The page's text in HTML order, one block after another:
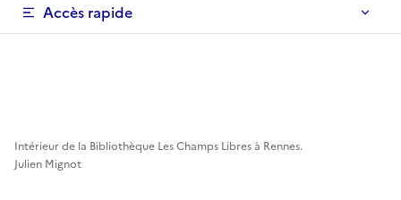
Accès rapide
Intérieur de la Bibliothèque Les Champs Libres à Rennes.
Julien Mignot